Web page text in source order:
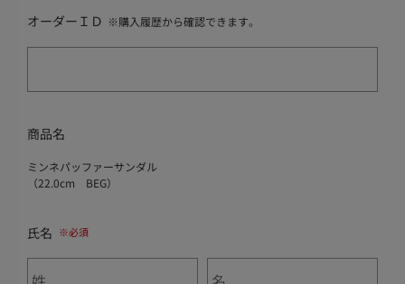
オーダーＩＤ ※購入履歴から確認できます。
商品名
ミンネパッファーサンダル
（22.0cm BEG）
氏名